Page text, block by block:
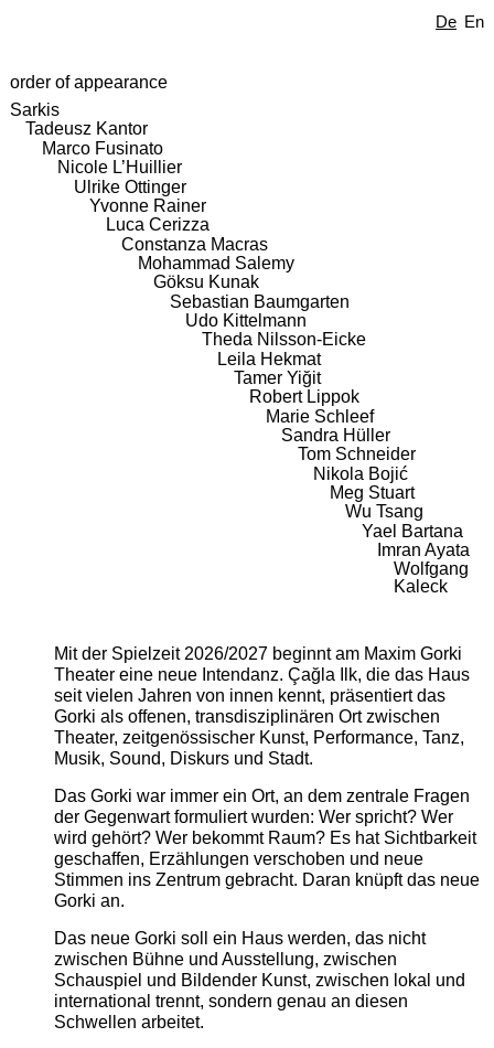
De En
order of appearance
Sarkis
Tadeusz Kantor
Marco Fusinato
Nicole L’Huillier
Ulrike Ottinger
Yvonne Rainer
Luca Cerizza
Constanza Macras
Mohammad Salemy
Göksu Kunak
Sebastian Baumgarten
Udo Kittelmann
Theda Nilsson-Eicke
Leila Hekmat
Tamer Yiğit
Robert Lippok
Marie Schleef
Sandra Hüller
Tom Schneider
Nikola Bojić
Meg Stuart
Wu Tsang
Yael Bartana
Imran Ayata
Wolfgang
Kaleck
Mit der Spielzeit 2026/2027 beginnt am Maxim Gorki
Theater eine neue Intendanz. Çağla Ilk, die das Haus
seit vielen Jahren von innen kennt, präsentiert das
Gorki als offenen, transdisziplinären Ort zwischen
Theater, zeitgenössischer Kunst, Performance, Tanz,
Musik, Sound, Diskurs und Stadt.
Das Gorki war immer ein Ort, an dem zentrale Fragen
der Gegenwart formuliert wurden: Wer spricht? Wer
wird gehört? Wer bekommt Raum? Es hat Sichtbarkeit
geschaffen, Erzählungen verschoben und neue
Stimmen ins Zentrum gebracht. Daran knüpft das neue
Gorki an.
Das neue Gorki soll ein Haus werden, das nicht
zwischen Bühne und Ausstellung, zwischen
Schauspiel und Bildender Kunst, zwischen lokal und
international trennt, sondern genau an diesen
Schwellen arbeitet.